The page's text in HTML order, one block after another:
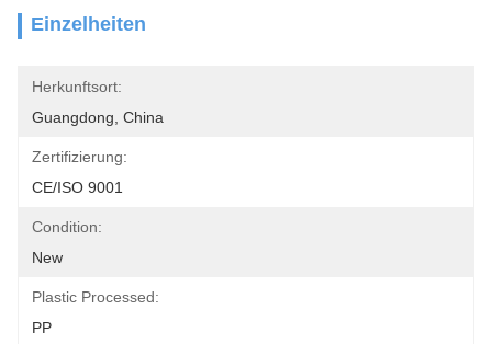
Einzelheiten
Herkunftsort:
Guangdong, China
Zertifizierung:
CE/ISO 9001
Condition:
New
Plastic Processed:
PP